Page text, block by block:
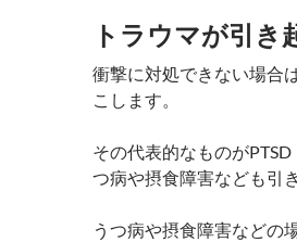
トラウマが引き
衝撃に対処できない場合
こします。
その代表的なものが
つ病や摂食障害なども引
うつ病や摂食障害などの